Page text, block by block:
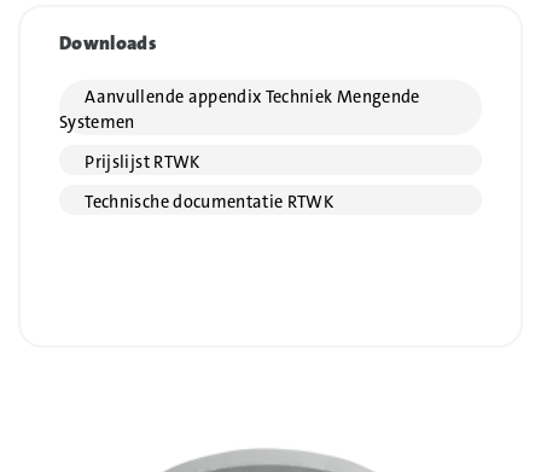
Downloads
Aanvullende appendix Techniek Mengende
Systemen
Prijslijst RTWK
Technische documentatie RTWK